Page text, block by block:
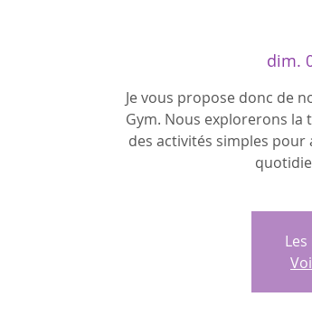
dim.
Je vous propose donc de
Gym. Nous explorerons la
des activités simples